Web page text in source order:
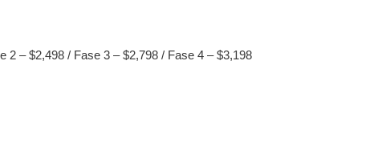
2 – $2,498 / Fase 3 – $2,798 / Fase 4 – $3,198